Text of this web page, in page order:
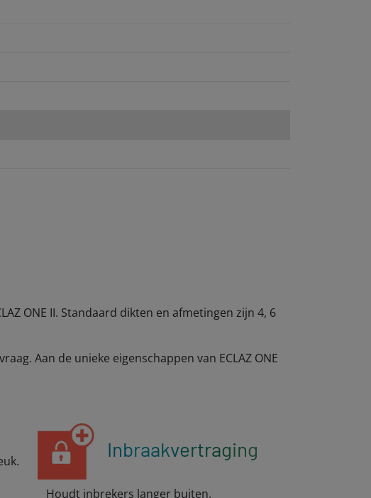
ONE II. Standaard dikten en afmetingen zijn 4, 6
Aan de unieke eigenschappen van ECLAZ ONE
Inbraakvertraging
Houdt inbrekers langer buiten.